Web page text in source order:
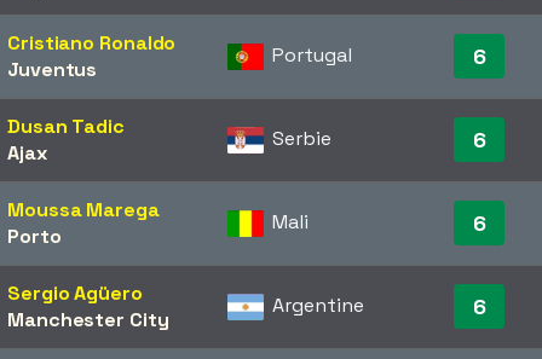
Cristiano Ronaldo
Juventus
Portugal 6
Dusan Tadic
Ajax
Serbie 6
Moussa Marega
Porto
Mali 6
Sergio Agüero
Manchester City
Argentine 6